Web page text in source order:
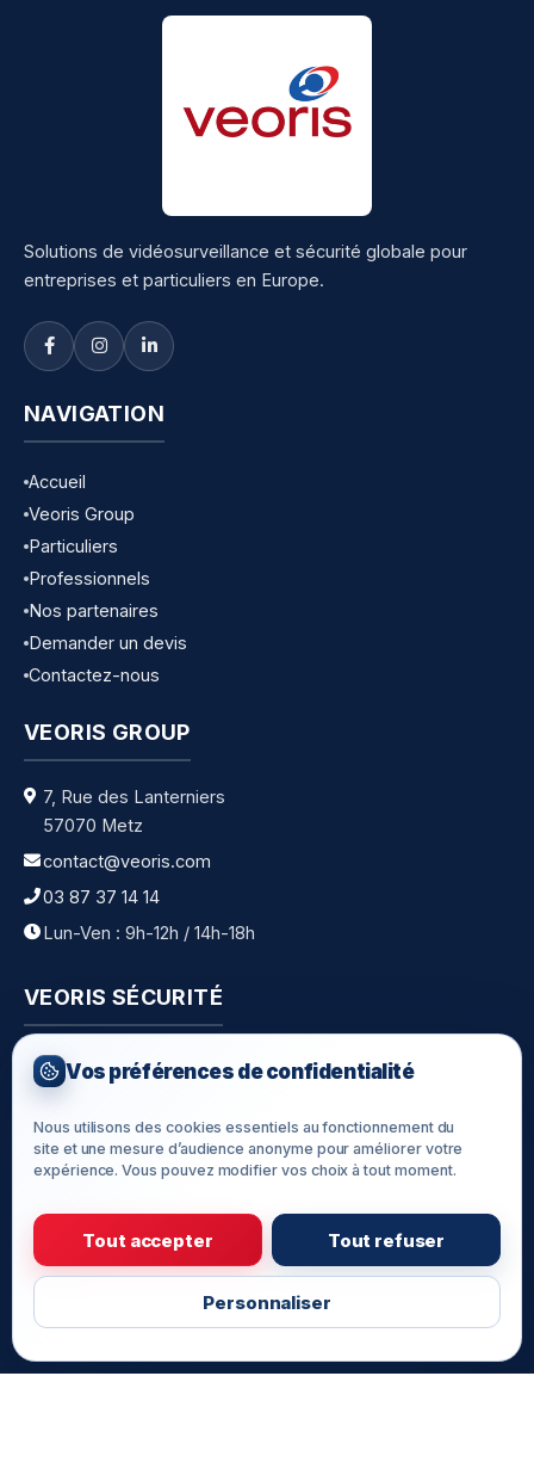
Vos préférences de confidentialité
Nous utilisons des cookies essentiels au fonctionnement du
site et une mesure d’audience anonyme pour améliorer votre
expérience. Vous pouvez modifier vos choix à tout moment.
Tout accepter Tout refuser
Personnaliser
Solutions de vidéosurveillance et sécurité globale pour
entreprises et particuliers en Europe.
NAVIGATION
Accueil
Veoris Group
Particuliers
Professionnels
Nos partenaires
Demander un devis
Contactez-nous
VEORIS GROUP
7, Rue des Lanterniers
57070 Metz
contact@veoris.com
03 87 37 14 14
Lun-Ven : 9h-12h / 14h-18h
VEORIS SÉCURITÉ
12, Rue des Maryse Bastié
57155 Marly
contact@veoris.com
03 87 37 14 14